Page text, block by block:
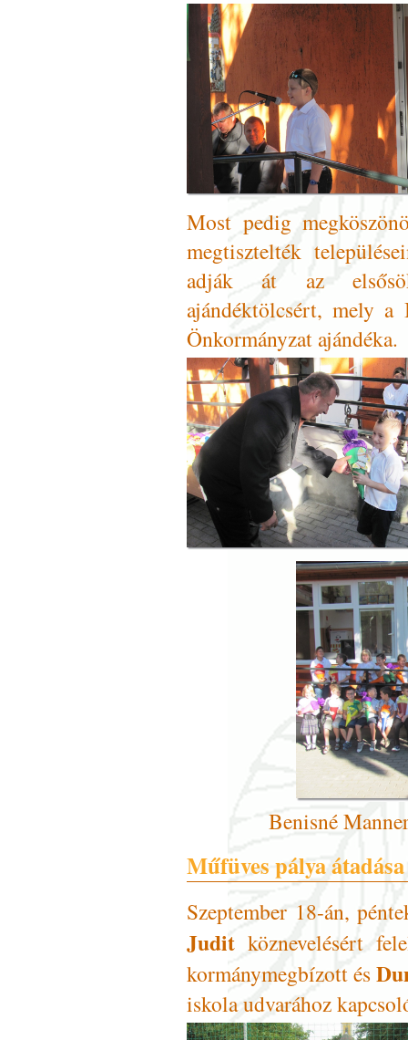
Most pedig
megtisztelték
adják át az
ajándéktölcsért, mely a
Önkormányzat ajándéka.
Benisné
Műfüves pálya átadása
Szeptember 18-án,
Judit köznevelésért
kormánymegbízott és
iskola udvarához